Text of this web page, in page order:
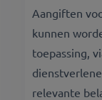
Aangiften
kunnen
toepassing,
relevante